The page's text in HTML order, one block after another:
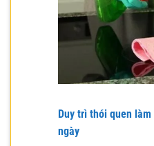
Duy trì thói quen
ngày